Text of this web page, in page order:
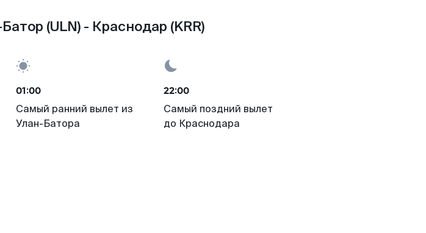
(ULN) - Краснодар (KRR)
01:00
Самый ранний вылет из
Улан-Батора
22:00
Самый поздний вылет
до Краснодара